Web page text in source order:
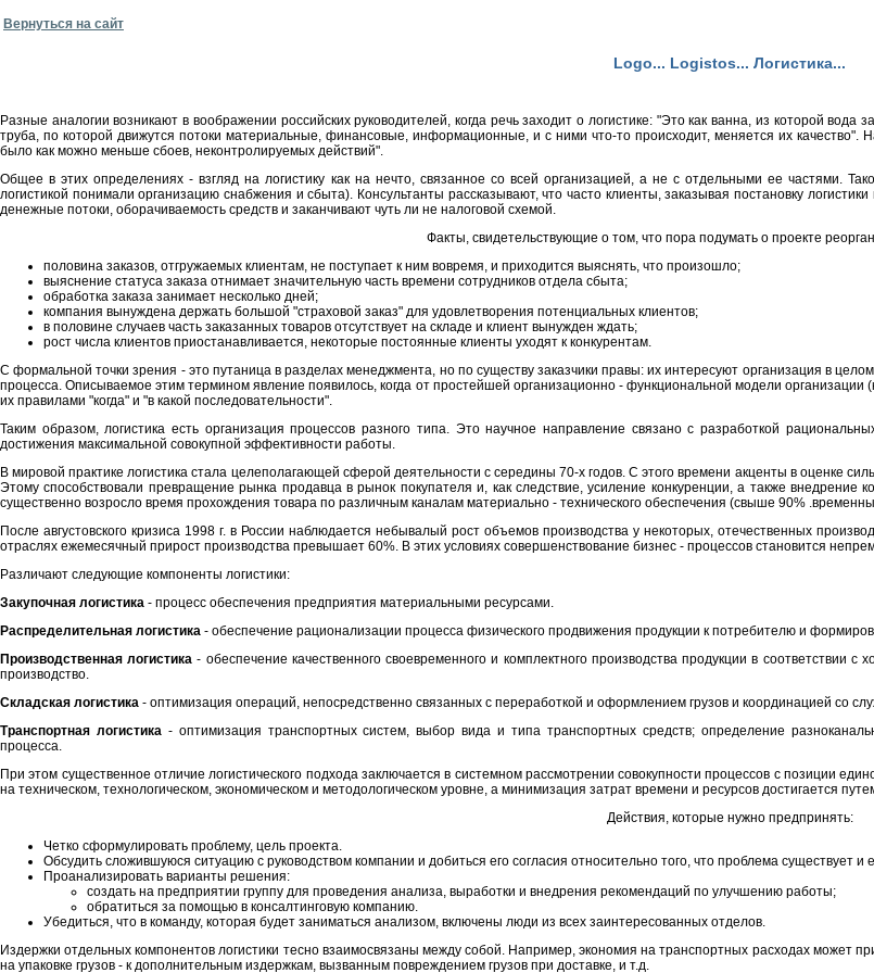
Вернуться на сайт
Logo... Logistos... Логистика...
Разные аналогии возникают в воображении российских руководителей, когда речь заходит о логистике: "Это как ванна, из которой
труба, по которой движутся потоки материальные, финансовые, информационные, и с ними что-то происходит, меняется их
было как можно меньше сбоев, неконтролируемых действий".
Общее в этих определениях - взгляд на логистику как на нечто, связанное со всей организацией, а не с отдельными ее частями.
логистикой понимали организацию снабжения и сбыта). Консультанты рассказывают, что часто клиенты, заказывая постановку
денежные потоки, оборачиваемость средств и заканчивают чуть ли не налоговой схемой.
Факты, свидетельствующие о том, что пора подумать о проекте
половина заказов, отгружаемых клиентам, не поступает к ним вовремя, и приходится выяснять, что произошло;
выяснение статуса заказа отнимает значительную часть времени сотрудников отдела сбыта;
обработка заказа занимает несколько дней;
компания вынуждена держать большой "страховой заказ" для удовлетворения потенциальных клиентов;
в половине случаев часть заказанных товаров отсутствует на складе и клиент вынужден ждать;
рост числа клиентов приостанавливается, некоторые постоянные клиенты уходят к конкурентам.
С формальной точки зрения - это путаница в разделах менеджмента, но по существу заказчики правы: их интересуют организация в
процесса. Описываемое этим термином явление появилось, когда от простейшей организационно - функциональной модели
их правилами "когда" и "в какой последовательности".
Таким образом, логистика есть организация процессов разного типа. Это научное направление связано с разработкой
достижения максимальной совокупной эффективности работы.
В мировой практике логистика стала целеполагающей сферой деятельности с середины 70-х годов. С этого времени акценты в оценке
Этому способствовали превращение рынка продавца в рынок покупателя и, как следствие, усиление конкуренции, а также
существенно возросло время прохождения товара по различным каналам материально - технического обеспечения (свыше 90%
После августовского кризиса 1998 г. в России наблюдается небывалый рост объемов производства у некоторых, отечественных
отраслях ежемесячный прирост производства превышает 60%. В этих условиях совершенствование бизнес - процессов становится
Различают следующие компоненты логистики:
Закупочная логистика - процесс обеспечения предприятия материальными ресурсами.
Распределительная логистика - обеспечение рационализации процесса физического продвижения продукции к потребителю и
Производственная логистика- обеспечение качественного своевременного и комплектного производства продукции в соответствии
производство.
Складская логистика - оптимизация операций, непосредственно связанных с переработкой и оформлением грузов и координацией со
Транспортная логистика - оптимизация транспортных систем, выбор вида и типа транспортных средств; определение
процесса.
При этом существенное отличие логистического подхода заключается в системном рассмотрении совокупности процессов с позиции
на техническом, технологическом, экономическом и методологическом уровне, а минимизация затрат времени и ресурсов достигается
Действия, которые нужно предпринять:
Четко сформулировать проблему, цель проекта.
Обсудить сложившуюся ситуацию с руководством компании и добиться его согласия относительно того, что проблема существует и
Проанализировать варианты решения:
создать на предприятии группу для проведения анализа, выработки и внедрения рекомендаций по улучшению работы;
обратиться за помощью в консалтинговую компанию.
Убедиться, что в команду, которая будет заниматься анализом, включены люди из всех заинтересованных отделов.
Издержки отдельных компонентов логистики тесно взаимосвязаны между собой. Например, экономия на транспортных расходах может
на упаковке грузов - к дополнительным издержкам, вызванным повреждением грузов при доставке, и т.д.